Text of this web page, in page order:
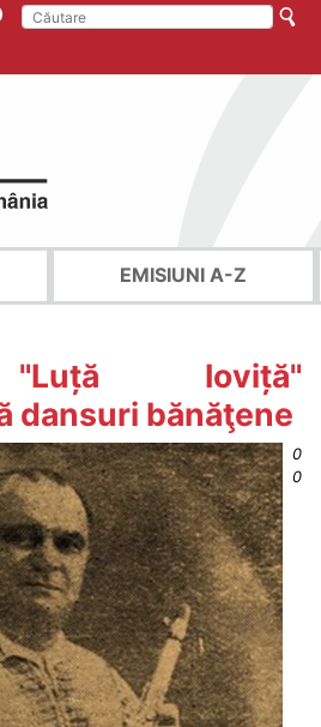
EMISIUNI A-Z
Ioviță"
dansuri bănăţene
0
0